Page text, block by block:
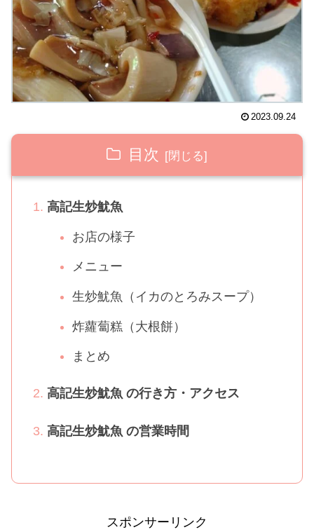
2023.09.24
目次
高記生炒魷魚
お店の様子
メニュー
生炒魷魚（イカのとろみスープ）
炸蘿蔔糕（大根餅）
まとめ
高記生炒魷魚 の行き方・アクセス
高記生炒魷魚 の営業時間
スポンサーリンク